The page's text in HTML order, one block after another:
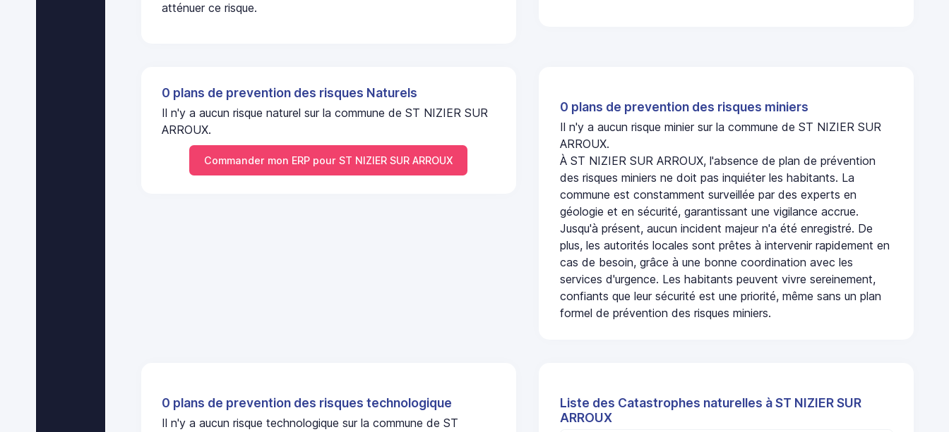
atténuer ce risque.
0 plans de prevention des risques Naturels
Il n'y a aucun risque naturel sur la commune de ST NIZIER SUR
ARROUX.
Commander mon ERP pour ST NIZIER SUR ARROUX
0 plans de prevention des risques miniers
Il n'y a aucun risque minier sur la commune de ST NIZIER SUR
ARROUX.
À ST NIZIER SUR ARROUX, l'absence de plan de prévention
des risques miniers ne doit pas inquiéter les habitants. La
commune est constamment surveillée par des experts en
géologie et en sécurité, garantissant une vigilance accrue.
Jusqu'à présent, aucun incident majeur n'a été enregistré. De
plus, les autorités locales sont prêtes à intervenir rapidement en
cas de besoin, grâce à une bonne coordination avec les
services d'urgence. Les habitants peuvent vivre sereinement,
confiants que leur sécurité est une priorité, même sans un plan
formel de prévention des risques miniers.
0 plans de prevention des risques technologique
Il n'y a aucun risque technologique sur la commune de ST
Liste des Catastrophes naturelles à ST NIZIER SUR
ARROUX